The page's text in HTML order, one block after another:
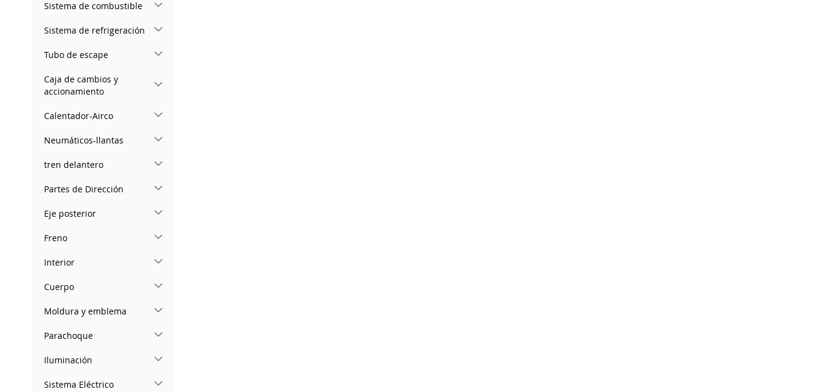
Sistema de combustible
Sistema de refrigeración
Tubo de escape
Caja de cambios y
accionamiento
Calentador-Airco
Neumáticos-llantas
tren delantero
Partes de Dirección
Eje posterior
Freno
Interior
Cuerpo
Moldura y emblema
Parachoque
Iluminación
Sistema Eléctrico